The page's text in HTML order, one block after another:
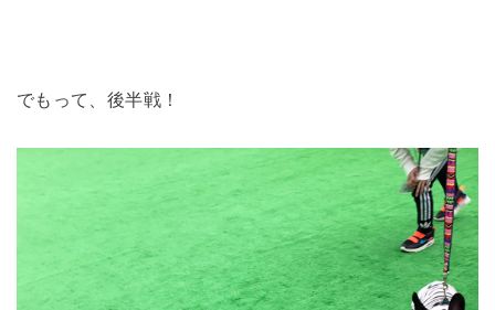
でもって、後半戦！